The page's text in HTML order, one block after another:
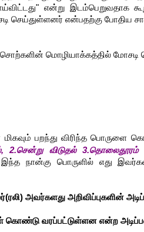
என்று இடம்பெறுவதாக
செய்துள்ளனர் என்பதற்கு போதிய
சொற்களின் மொழியாக்கத்தில் மோசடி
பறந்து விரிந்த பொருளை
2.சென்று விடுதல்
இந்த நான்கு பொருளில் எது
அவர்களது அறிவிப்புகளின்
கொண்டு வரப்பட்டுள்ளன என்ற